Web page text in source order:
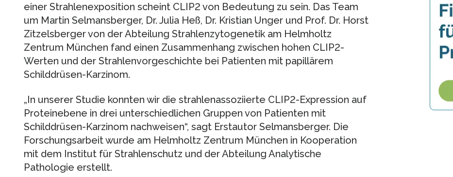
einer Strahlenexposition scheint CLIP2 von Bedeutung zu sein. Das Team
um Martin Selmansberger, Dr. Julia Heß, Dr. Kristian Unger und Prof. Dr. Horst
Zitzelsberger von der Abteilung Strahlenzytogenetik am Helmholtz
Zentrum München fand einen Zusammenhang zwischen hohen CLIP2-
Werten und der Strahlenvorgeschichte bei Patienten mit papillärem
Schilddrüsen-Karzinom.
„In unserer Studie konnten wir die strahlenassoziierte CLIP2-Expression auf
Proteinebene in drei unterschiedlichen Gruppen von Patienten mit
Schilddrüsen-Karzinom nachweisen“, sagt Erstautor Selmansberger. Die
Forschungsarbeit wurde am Helmholtz Zentrum München in Kooperation
mit dem Institut für Strahlenschutz und der Abteilung Analytische
Pathologie erstellt.